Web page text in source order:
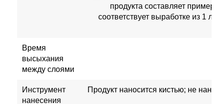
продукта составляет
соответствует выработке из 1
Время
высыхания
между слоями
Инструмент
нанесения
Продукт наносится кистью; не